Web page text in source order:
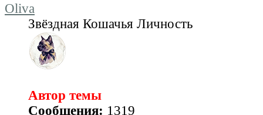
Oliva
Звёздная Кошачья Личность
Автор темы
Сообщения: 1319